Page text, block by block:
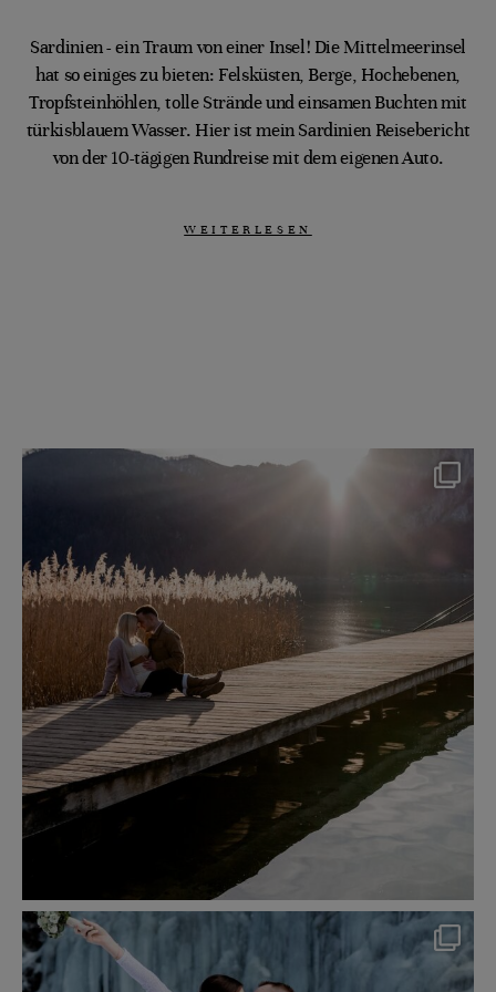
Sardinien - ein Traum von einer Insel! Die Mittelmeerinsel
hat so einiges zu bieten: Felsküsten, Berge, Hochebenen,
Tropfsteinhöhlen, tolle Strände und einsamen Buchten mit
türkisblauem Wasser. Hier ist mein Sardinien Reisebericht
von der 10-tägigen Rundreise mit dem eigenen Auto.
WEITERLESEN